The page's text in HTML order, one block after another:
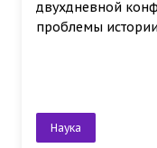
двухдневной
проблемы
Наука